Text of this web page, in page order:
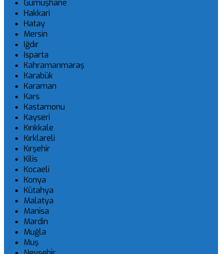
Gümüşhane
Hakkari
Hatay
Mersin
Iğdır
Isparta
Kahramanmaraş
Karabük
Karaman
Kars
Kastamonu
Kayseri
Kırıkkale
Kırklareli
Kırşehir
Kilis
Kocaeli
Konya
Kütahya
Malatya
Manisa
Mardin
Muğla
Muş